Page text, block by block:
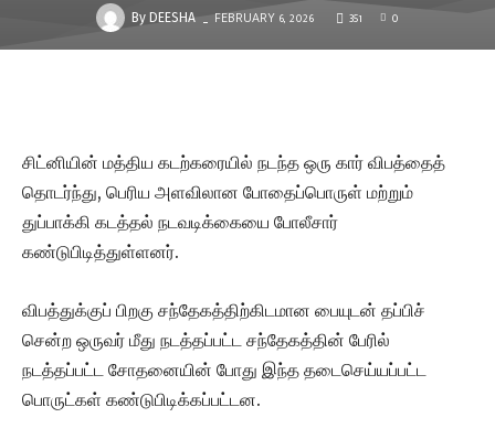
By DEESHA - FEBRUARY 6, 2026 351 0
சிட்னியின் மத்திய கடற்கரையில் நடந்த ஒரு கார் விபத்தைத்
தொடர்ந்து, பெரிய அளவிலான போதைப்பொருள் மற்றும்
துப்பாக்கி கடத்தல் நடவடிக்கையை போலீசார்
கண்டுபிடித்துள்ளனர்.
விபத்துக்குப் பிறகு சந்தேகத்திற்கிடமான பையுடன் தப்பிச்
சென்ற ஒருவர் மீது நடத்தப்பட்ட சந்தேகத்தின் பேரில்
நடத்தப்பட்ட சோதனையின் போது இந்த தடைசெய்யப்பட்ட
பொருட்கள் கண்டுபிடிக்கப்பட்டன.